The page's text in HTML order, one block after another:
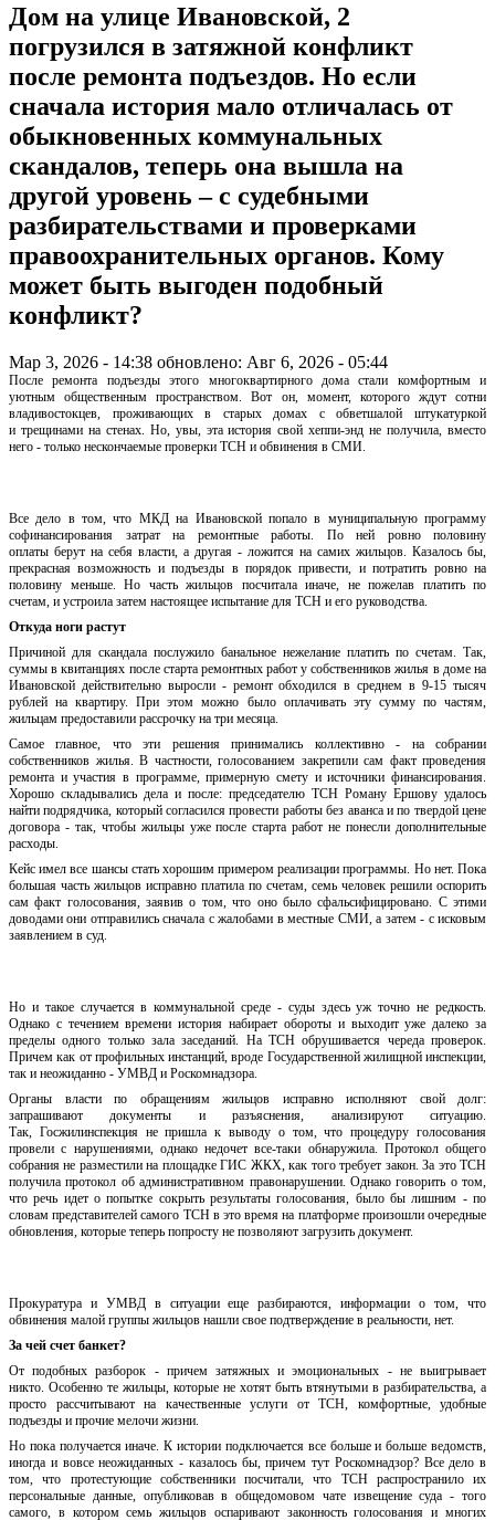
Дом на улице Ивановской, 2
погрузился в затяжной конфликт
после ремонта подъездов. Но если
сначала история мало отличалась от
обыкновенных коммунальных
скандалов, теперь она вышла на
другой уровень – с судебными
разбирательствами и проверками
правоохранительных органов. Кому
может быть выгоден подобный
конфликт?
Мар 3, 2026 - 14:38 обновлено: Авг 6, 2026 - 05:44
После ремонта подъездыэтого многоквартирного домастали комфортным и
уютным общественным пространством. Вот он, момент, которого ждут сотни
владивостокцев, проживающихв старых домах с обветшалой штукатуркой
и трещинами на стенах. Но, увы, эта историясвой хеппи-энд не получила, вместо
него - только нескончаемые проверки ТСН и обвинения в СМИ.
Все дело в том, что МКД на Ивановской попало в муниципальную программу
софинансирования затрат на ремонтныеработы. По ней ровно половину
оплаты берут на себя власти, а другая - ложится на самих жильцов. Казалось бы,
прекрасная возможность и подъезды в порядок привести, ипотратить ровно на
половину меньше. Но часть жильцов посчитала иначе, не пожелав платить по
счетам и устроила затем настоящее испытание для ТСН и его руководства.
Откуда ноги растут
Причиной для скандала послужило банальное нежелание платить по счетам. Так,
суммы в квитанциях после старта ремонтных работ у собственников жилья в доме на
Ивановской действительно выросли - ремонт обходился в среднем в 9-15 тысяч
рублей на квартиру. При этом можно было оплачивать эту сумму по частям,
жильцам предоставили рассрочку на три месяца.
Самое главное, что эти решения принимались коллективно - на собрании
собственников жилья. В частности, голосованием закрепили сам факт проведения
ремонта и участия в программе, примерную смету и источники финансирования.
Хорошо складывались дела и после: председателю ТСН Роману Ершову удалось
найти подрядчика, который согласился провести работы без аванса и по твердой цене
договора - так, чтобы жильцы уже после старта работ не понесли дополнительные
расходы.
Кейс имел все шансы стать хорошим примером реализации программы. Но нет. Пока
большая часть жильцов исправно платила по счетам, семь человек решили оспорить
сам факт голосования, заявив о том, что оно было сфальсифицировано. С этими
доводами они отправились сначала с жалобами в местные СМИ, а затем - с исковым
заявлением в суд.
Но и такое случается в коммунальной среде - суды здесь уж точно не редкость.
Однако с течением времени история набирает обороты и выходит уже далеко за
пределы одного только зала заседаний. На ТСН обрушивается череда проверок.
Причем как от профильных инстанций, вроде Государственной жилищной инспекции,
так и неожиданно - УМВД и Роскомнадзора.
Органы власти по обращениям жильцов исправно исполняют свой долг:
запрашивают документы и разъяснения, анализируют ситуацию.
Так, Госжилинспекцияне пришла к выводу о том, что процедуру голосования
провели с нарушениями, однако недочет все-таки обнаружила. Протокол общего
собрания не разместили на площадке ГИС ЖКХ, как того требует закон. За это ТСН
получила протокол об административном правонарушении. Однако говорить о том,
что речь идет о попытке сокрыть результаты голосования, было бы лишним - по
словам представителей самого ТСН в это время на платформе произошли очередные
обновления, которые теперь попросту не позволяют загрузить документ.
Прокуратура и УМВД в ситуации еще разбираются, информации о том, что
обвинения малой группы жильцов нашли свое подтверждение в реальности, нет.
За чей счет банкет?
От подобных разборок - причем затяжных и эмоциональных - не выигрывает
никто. Особенно те жильцы, которые не хотят быть втянутыми в разбирательства, а
просто рассчитывают на качественные услуги от ТСН, комфортные, удобные
подъезды и прочие мелочи жизни.
Но пока получается иначе. К истории подключается все больше и больше ведомств,
иногда и вовсе неожиданных - казалось бы, причем тут Роскомнадзор? Все дело в
том, что протестующие собственники посчитали, что ТСН распространило их
персональные данные, опубликовав в общедомовом чате извещение суда - того
самого, в котором семь жильцов оспаривают законность голосования и многих